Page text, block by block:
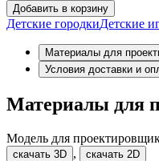
Добавить в корзину
Детские городкиДетские
Материалы для
Условия доставки и
Материалы для
Модель для
скачать 3D , скачать 2D